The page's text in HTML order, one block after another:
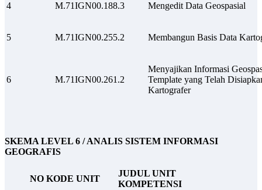
4 M.71IGN00.188.3 Mengedit Data Geospasial
5 M.71IGN00.255.2 Membangun Basis Data
6 M.71IGN00.261.2
Menyajikan Informasi
Template yang Telah
Kartografer
SKEMA LEVEL 6 / ANALIS SISTEM INFORMASI
GEOGRAFIS
NO KODE UNIT
JUDUL UNIT
KOMPETENSI